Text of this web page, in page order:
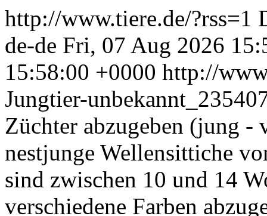
http://www.tiere.de/?rss=1
de-de Fri, 07 Aug 2026
15:58:00 +0000 http://
Jungtier-
Züchter abzugeben (jung -
nestjunge Wellensittiche
sind zwischen 10 und 14
verschiedene Farben